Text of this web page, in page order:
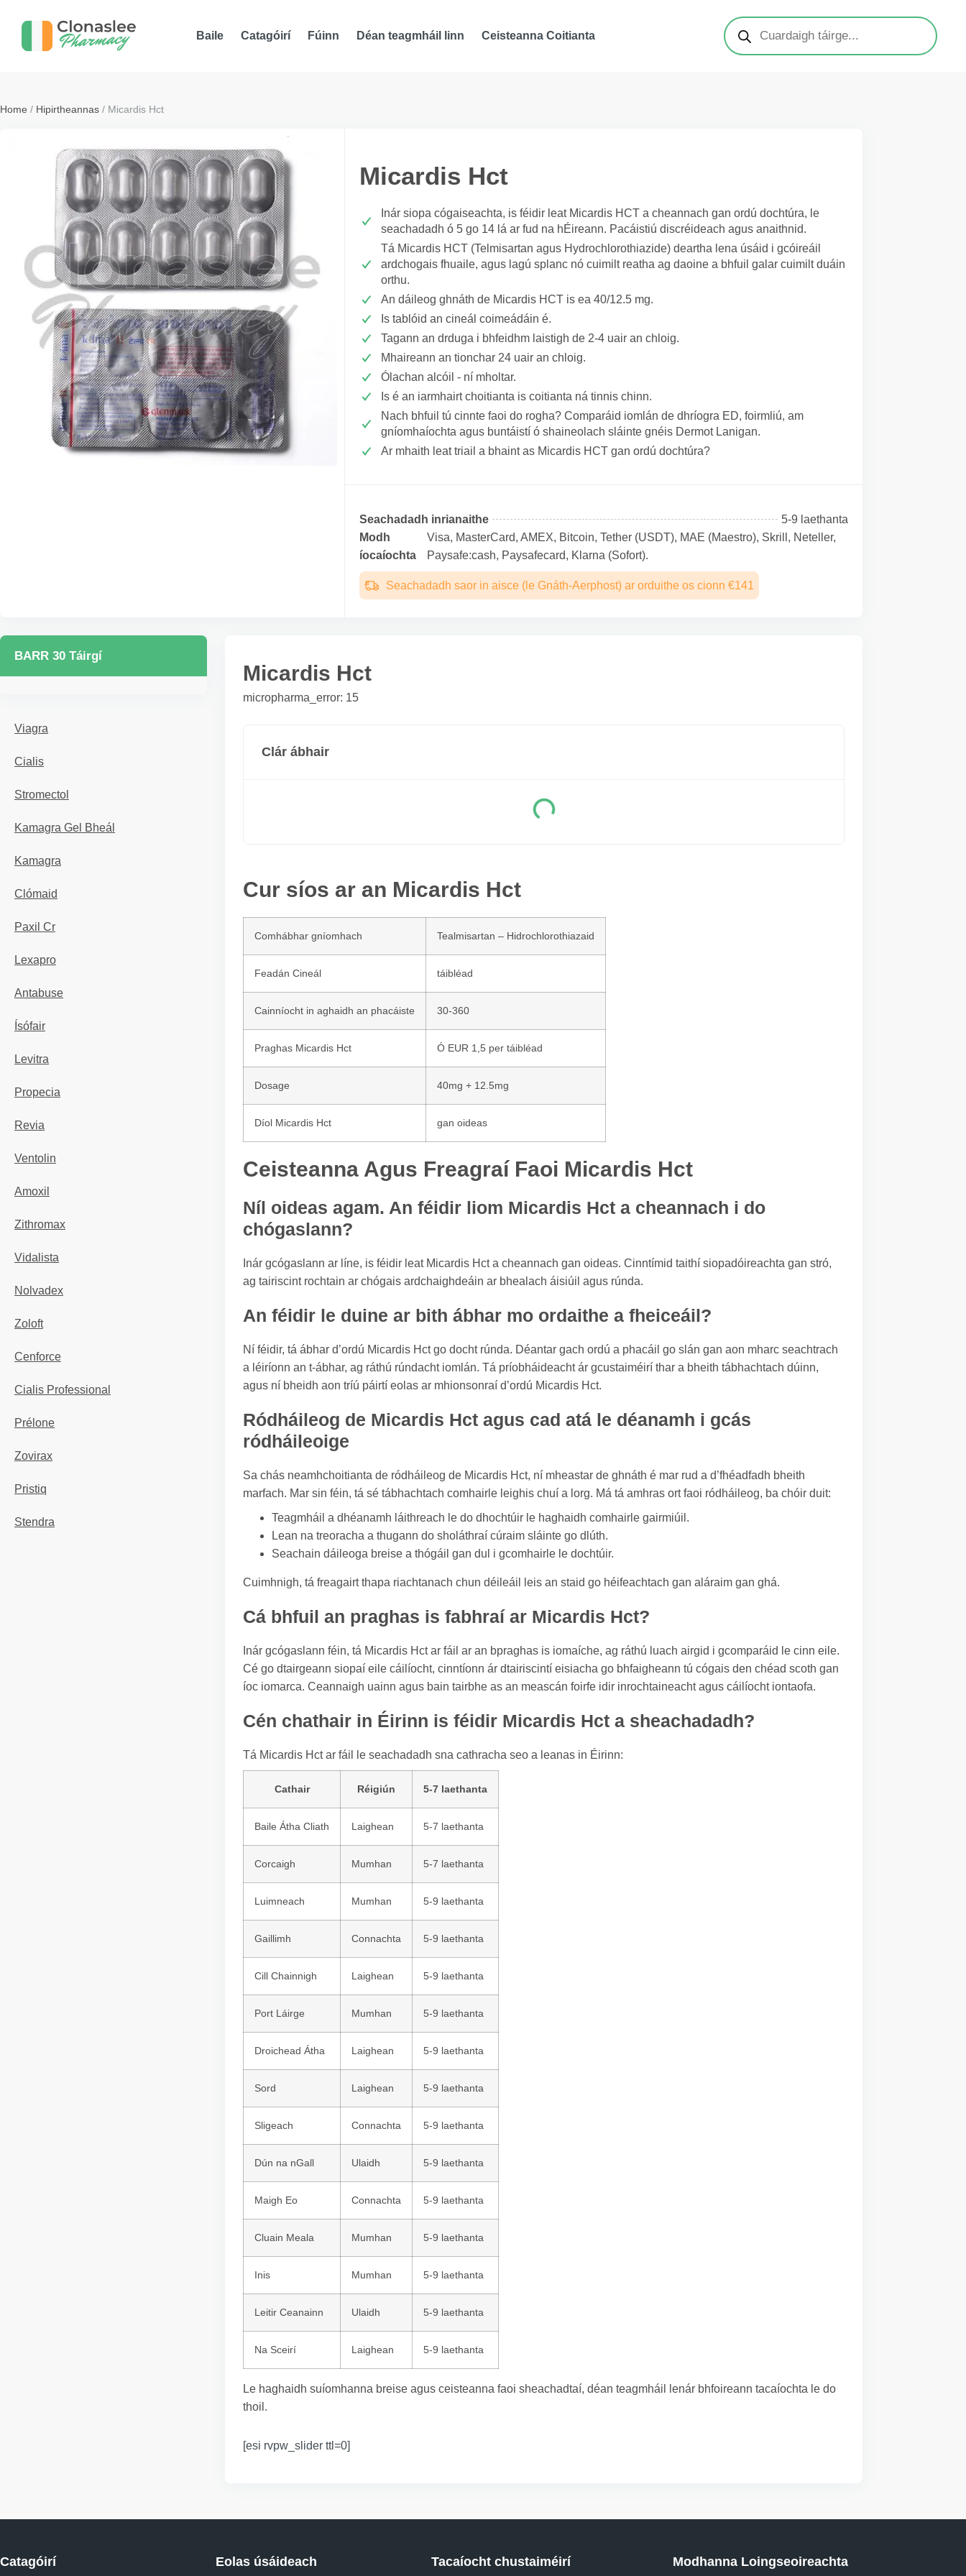
Baile Catagóirí Fúinn Déan teagmháil linn Ceisteanna Coitianta
Home / Hipirtheannas / Micardis Hct
Micardis Hct
Inár siopa cógaiseachta, is féidir leat Micardis HCT a cheannach gan ordú dochtúra, le
seachadadh ó 5 go 14 lá ar fud na hÉireann. Pacáistiú discréideach agus anaithnid.
Tá Micardis HCT (Telmisartan agus Hydrochlorothiazide) deartha lena úsáid i gcóireáil
ardchogais fhuaile, agus lagú splanc nó cuimilt reatha ag daoine a bhfuil galar cuimilt duáin
orthu.
An dáileog ghnáth de Micardis HCT is ea 40/12.5 mg.
Is tablóid an cineál coimeádáin é.
Tagann an drduga i bhfeidhm laistigh de 2-4 uair an chloig.
Mhaireann an tionchar 24 uair an chloig.
Ólachan alcóil - ní mholtar.
Is é an iarmhairt choitianta is coitianta ná tinnis chinn.
Nach bhfuil tú cinnte faoi do rogha? Comparáid iomlán de dhríogra ED, foirmliú, am
gníomhaíochta agus buntáistí ó shaineolach sláinte gnéis Dermot Lanigan.
Ar mhaith leat triail a bhaint as Micardis HCT gan ordú dochtúra?
Seachadadh inrianaithe
5-9 laethanta
Modh
íocaíochta
Visa, MasterCard, AMEX, Bitcoin, Tether (USDТ), MAE (Maestro), Skrill, Neteller,
Paysafe:cash, Paysafecard, Klarna (Sofort).
Seachadadh saor in aisce (le Gnáth-Aerphost) ar orduithe os cionn €141
BARR 30 Táirgí
Viagra
Cialis
Stromectol
Kamagra Gel Bheál
Kamagra
Clómaid
Paxil Cr
Lexapro
Antabuse
Ísófair
Levitra
Propecia
Revia
Ventolin
Amoxil
Zithromax
Vidalista
Nolvadex
Zoloft
Cenforce
Cialis Professional
Prélone
Zovirax
Pristiq
Stendra
Micardis Hct
micropharma_error: 15
Clár ábhair
Cur síos ar an Micardis Hct
Comhábhar gníomhach Tealmisartan – Hidrochlorothiazaid
Feadán Cineál táibléad
Cainníocht in aghaidh an phacáiste 30-360
Praghas Micardis Hct Ó EUR 1,5 per táibléad
Dosage 40mg + 12.5mg
Díol Micardis Hct gan oideas
Ceisteanna Agus Freagraí Faoi Micardis Hct
Níl oideas agam. An féidir liom Micardis Hct a cheannach i do
chógaslann?
Inár gcógaslann ar líne, is féidir leat Micardis Hct a cheannach gan oideas. Cinntímid taithí siopadóireachta gan stró,
ag tairiscint rochtain ar chógais ardchaighdeáin ar bhealach áisiúil agus rúnda.
An féidir le duine ar bith ábhar mo ordaithe a fheiceáil?
Ní féidir, tá ábhar d’ordú Micardis Hct go docht rúnda. Déantar gach ordú a phacáil go slán gan aon mharc seachtrach
a léiríonn an t-ábhar, ag ráthú rúndacht iomlán. Tá príobháideacht ár gcustaiméirí thar a bheith tábhachtach dúinn,
agus ní bheidh aon tríú páirtí eolas ar mhionsonraí d’ordú Micardis Hct.
Ródháileog de Micardis Hct agus cad atá le déanamh i gcás
ródháileoige
Sa chás neamhchoitianta de ródháileog de Micardis Hct, ní mheastar de ghnáth é mar rud a d’fhéadfadh bheith
marfach. Mar sin féin, tá sé tábhachtach comhairle leighis chuí a lorg. Má tá amhras ort faoi ródháileog, ba chóir duit:
Teagmháil a dhéanamh láithreach le do dhochtúir le haghaidh comhairle gairmiúil.
Lean na treoracha a thugann do sholáthraí cúraim sláinte go dlúth.
Seachain dáileoga breise a thógáil gan dul i gcomhairle le dochtúir.
Cuimhnigh, tá freagairt thapa riachtanach chun déileáil leis an staid go héifeachtach gan aláraim gan ghá.
Cá bhfuil an praghas is fabhraí ar Micardis Hct?
Inár gcógaslann féin, tá Micardis Hct ar fáil ar an bpraghas is iomaíche, ag ráthú luach airgid i gcomparáid le cinn eile.
Cé go dtairgeann siopaí eile cáilíocht, cinntíonn ár dtairiscintí eisiacha go bhfaigheann tú cógais den chéad scoth gan
íoc iomarca. Ceannaigh uainn agus bain tairbhe as an meascán foirfe idir inrochtaineacht agus cáilíocht iontaofa.
Cén chathair in Éirinn is féidir Micardis Hct a sheachadadh?
Tá Micardis Hct ar fáil le seachadadh sna cathracha seo a leanas in Éirinn:
Cathair Réigiún 5-7 laethanta
Baile Átha Cliath Laighean 5-7 laethanta
Corcaigh Mumhan 5-7 laethanta
Luimneach Mumhan 5-9 laethanta
Gaillimh Connachta 5-9 laethanta
Cill Chainnigh Laighean 5-9 laethanta
Port Láirge Mumhan 5-9 laethanta
Droichead Átha Laighean 5-9 laethanta
Sord Laighean 5-9 laethanta
Sligeach Connachta 5-9 laethanta
Dún na nGall Ulaidh 5-9 laethanta
Maigh Eo Connachta 5-9 laethanta
Cluain Meala Mumhan 5-9 laethanta
Inis Mumhan 5-9 laethanta
Leitir Ceanainn Ulaidh 5-9 laethanta
Na Sceirí Laighean 5-9 laethanta
Le haghaidh suíomhanna breise agus ceisteanna faoi sheachadtaí, déan teagmháil lenár bhfoireann tacaíochta le do
thoil.
[esi rvpw_slider ttl=0]
Catagóirí Eolas úsáideach Tacaíocht chustaiméirí Modhanna Loingseoireachta